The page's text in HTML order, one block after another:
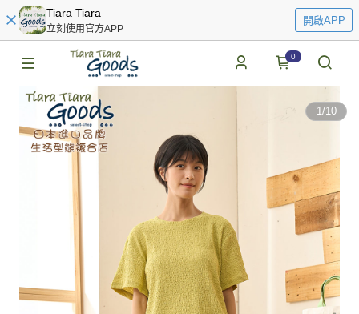
Tiara Tiara
立刻使用官方APP
開啟APP
0
1/10